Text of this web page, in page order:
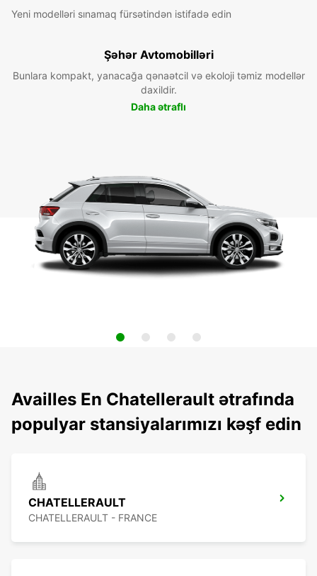
Yeni modelləri sınamaq fürsətindən istifadə edin
Şəhər Avtomobilləri
Bunlara kompakt, yanacağa qənaətcil və ekoloji təmiz modellər
daxildir.
Daha ətraflı
Availles En Chatellerault ətrafında
populyar stansiyalarımızı kəşf edin
CHATELLERAULT
CHATELLERAULT - FRANCE